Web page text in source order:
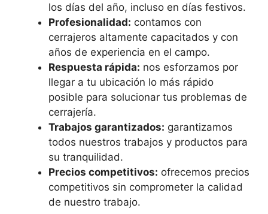
los días del año, incluso en días festivos.
Profesionalidad: contamos con
cerrajeros altamente capacitados y con
años de experiencia en el campo.
Respuesta rápida: nos esforzamos por
llegar a tu ubicación lo más rápido
posible para solucionar tus problemas de
cerrajería.
Trabajos garantizados: garantizamos
todos nuestros trabajos y productos para
su tranquilidad.
Precios competitivos: ofrecemos precios
competitivos sin comprometer la calidad
de nuestro trabajo.